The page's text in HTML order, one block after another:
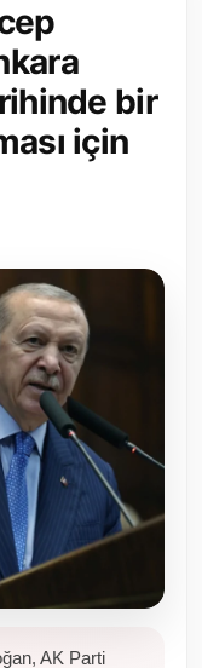
bir
için
AK Parti